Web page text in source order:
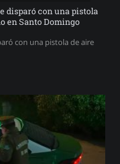
disparó con una pistola
en Santo Domingo
con una pistola de aire